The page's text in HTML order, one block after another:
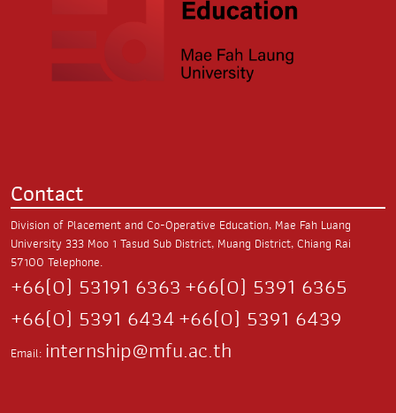
Contact
Division of Placement and Co-Operative Education, Mae Fah Luang
University 333 Moo 1 Tasud Sub District, Muang District, Chiang Rai
57100 Telephone.
+66(0) 53191 6363+66(0) 5391 6365
+66(0) 5391 6434+66(0) 5391 6439
Email: internship@mfu.ac.th